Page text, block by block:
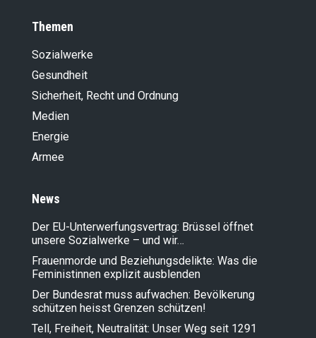
Themen
Sozialwerke
Gesundheit
Sicherheit, Recht und Ordnung
Medien
Energie
Armee
News
Der EU-Unterwerfungsvertrag: Brüssel öffnet
unsere Sozialwerke – und wir…
Frauenmorde und Beziehungsdelikte: Was die
Feministinnen explizit ausblenden
Der Bundesrat muss aufwachen: Bevölkerung
schützen heisst Grenzen schützen!
Tell, Freiheit, Neutralität: Unser Weg seit 1291